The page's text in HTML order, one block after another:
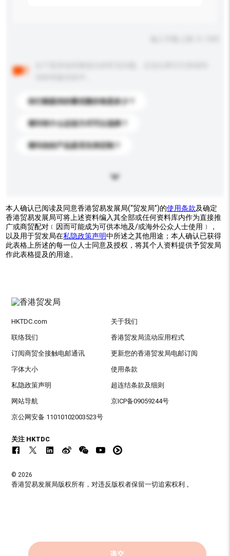
你们能提供的最优惠价格是多少？
请问有什么运送方式可以选择？
请问你的产品是否支持定制？
本人确认已阅读及同意香港贸易发展局(“贸发局”)的使用条款及确定
香港贸易发展局可将上述资料编入其全部或任何资料库内作为直接推
广或商贸配对﹝因而可能成为可供本地及/或海外公众人士使用﹞，
以及用于贸发局在私隐政策声明中所述之其他用途；本人确认已获得
此表格上所述的每一位人士同意及授权，将其个人资料提供予贸发局
作此表格提及的用途。
递交
HKTDC.com 关于我们
联络我们 香港贸发局流动应用程式
订阅商贸全接触电邮通讯 更新您的香港贸发局电邮订阅
字体大小 使用条款
私隐政策声明 超连结条款及细则
网站导航 京ICP备09059244号
京公网安备 11010102003523号
关注 HKTDC
© 2026
香港贸易发展局版权所有，对违反版权者保留一切追索权利 。